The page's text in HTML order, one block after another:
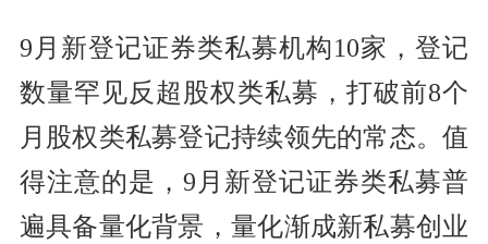
9月新登记证券类私募机构10家，登记
数量罕见反超股权类私募，打破前8个
月股权类私募登记持续领先的常态。值
得注意的是，9月新登记证券类私募普
遍具备量化背景，量化渐成新私募创业